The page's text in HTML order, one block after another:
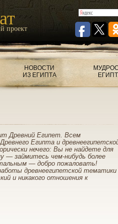
проект
НОВОСТИ
ИЗ ЕГИПТА
Древний Египет. Всем
Египта и
нечего: Вы не найдете для
— займитесь чем-нибудь более
— добро пожаловать!
древнеегипетской тематики
и никакого отношения к